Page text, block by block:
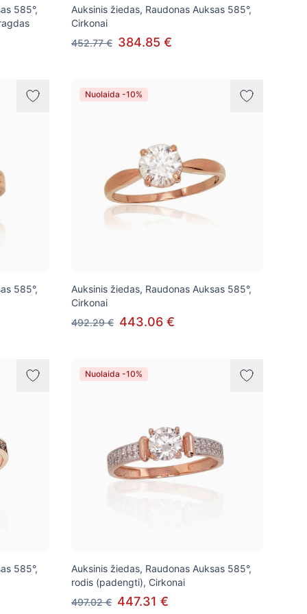
585°,
Auksinis žiedas, Raudonas Auksas 585°,
Cirkonai
452.77 € 384.85 €
585°,
Nuolaida -10%
Auksinis žiedas, Raudonas Auksas 585°,
Cirkonai
492.29 € 443.06 €
585°,
Nuolaida -10%
Auksinis žiedas, Raudonas Auksas 585°,
rodis (padengti), Cirkonai
497.02 € 447.31 €